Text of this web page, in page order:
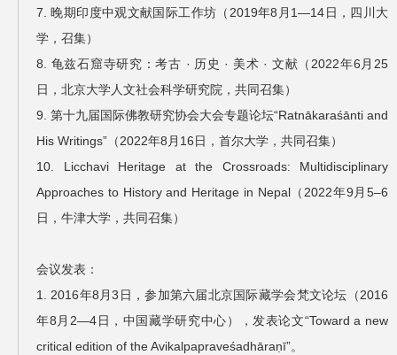
7. 晚期印度中观文献国际工作坊（2019年8月1—14日，四川大
学，召集）
8. 龟兹石窟寺研究：考古 · 历史 · 美术 · 文献（2022年6月25
日，北京大学人文社会科学研究院，共同召集）
9. 第十九届国际佛教研究协会大会专题论坛“Ratnākaraśānti and
His Writings”（2022年8月16日，首尔大学，共同召集）
10. Licchavi Heritage at the Crossroads: Multidisciplinary
Approaches to History and Heritage in Nepal（2022年9月5–6
日，牛津大学，共同召集）
会议发表：
1. 2016年8月3日，参加第六届北京国际藏学会梵文论坛（2016
年8月2—4日，中国藏学研究中心），发表论文“Toward a new
critical edition of the Avikalpapraveśadhāraṇī”。